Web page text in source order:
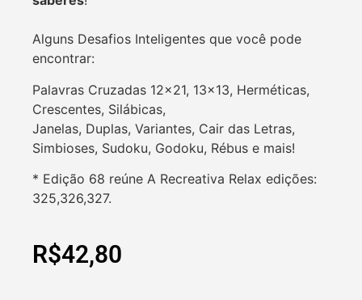
Alguns Desafios Inteligentes que você pode
encontrar:
Palavras Cruzadas 12×21, 13×13, Herméticas,
Crescentes, Silábicas,
Janelas, Duplas, Variantes, Cair das Letras,
Simbioses, Sudoku, Godoku, Rébus e mais!
* Edição 68 reúne A Recreativa Relax edições:
325,326,327.
R$42,80